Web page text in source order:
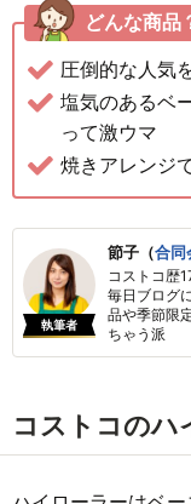
どんな商品
圧倒的な人気
塩気のあるベ
って激ウマ
焼きアレンジ
執筆者
節子（合同
コストコ歴
毎日ブログ
品や季節限
ちゃう派
コストコのハ